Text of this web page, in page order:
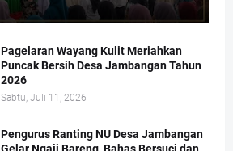
Pagelaran Wayang Kulit Meriahkan
Puncak Bersih Desa Jambangan Tahun
2026
Sabtu, Juli 11, 2026
Pengurus Ranting NU Desa Jambangan